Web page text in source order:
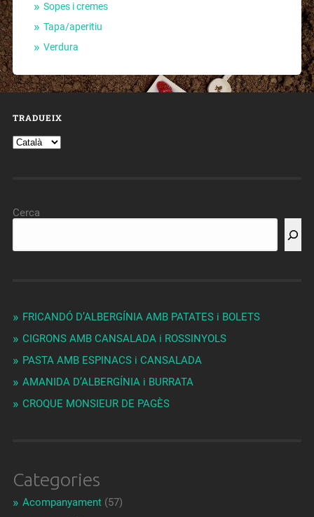
Sopes i cremes
Tapa/aperitiu
Verdura
TRADUEIX
Cerca
FRICANDÓ D’ALBERGÍNIA AMB PATATES i BOLETS
CIGRONS AMB CANSALADA i ROSSINYOLS
PASTA AMB ESPINACS i CANSALADA
AMANIDA D’ALBERGÍNIA i BURRATA
CROQUE MONSIEUR DE PAGÈS
Categories
Acompanyament(57)